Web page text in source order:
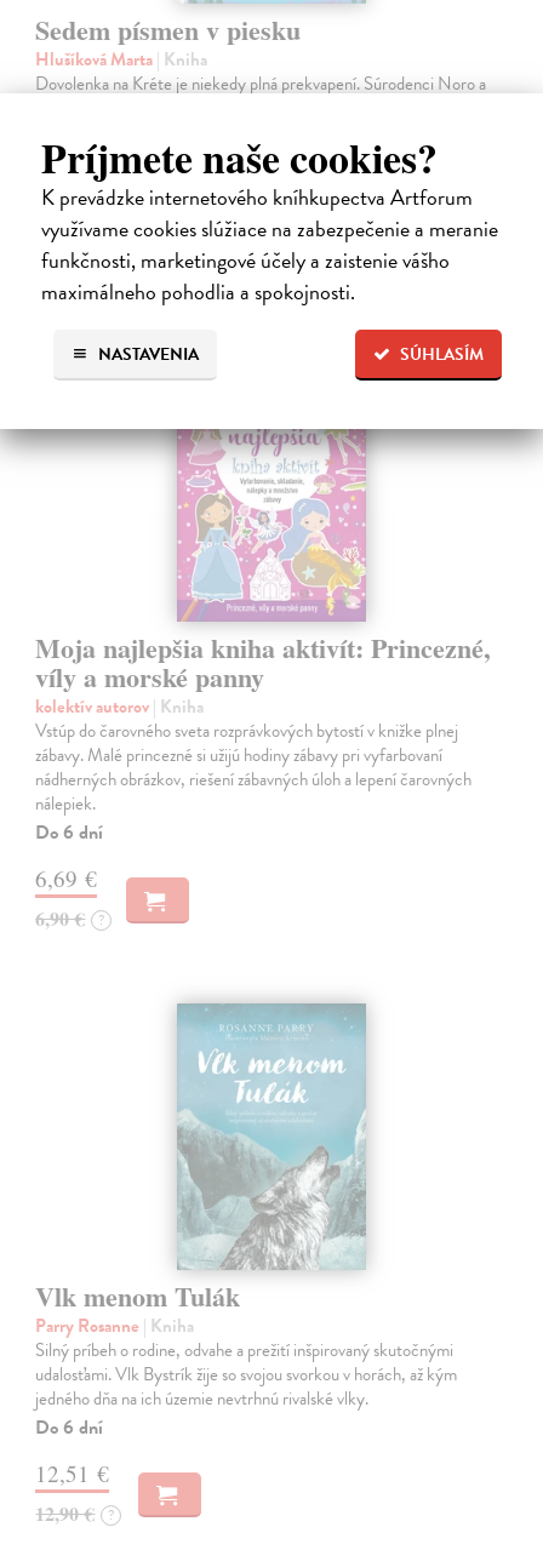
Príjmete naše cookies?
K prevádzke internetového kníhkupectva Artforum
využívame cookies slúžiace na zabezpečenie a meranie
funkčnosti, marketingové účely a zaistenie vášho
maximálneho pohodlia a spokojnosti.
SÚHLASÍM
NASTAVENIA
Sedem písmen v piesku
Hlušíková Marta| Kniha
Dovolenka na Kréte je niekedy plná prekvapení. Súrodenci Noro a
zahrabaní…
Na sklade
14,20 €
14,95 € ?
Moja najlepšia kniha aktivít: Princezné,
víly a morské panny
kolektív autorov| Kniha
Vstúp do čarovného sveta rozprávkových bytostí v knižke plnej
zábavy. Malé princezné si užijú hodiny zábavy pri vyfarbovaní
nádherných obrázkov, riešení zábavných úloh a lepení čarovných
nálepiek.
Do 6 dní
6,69 €
6,90 € ?
Vlk menom Tulák
Parry Rosanne | Kniha
Silný príbeh o rodine, odvahe a prežití inšpirovaný skutočnými
udalosťami. Vlk Bystrík žije so svojou svorkou v horách, až kým
jedného dňa na ich územie nevtrhnú rivalské vlky.
Do 6 dní
12,51 €
12,90 € ?